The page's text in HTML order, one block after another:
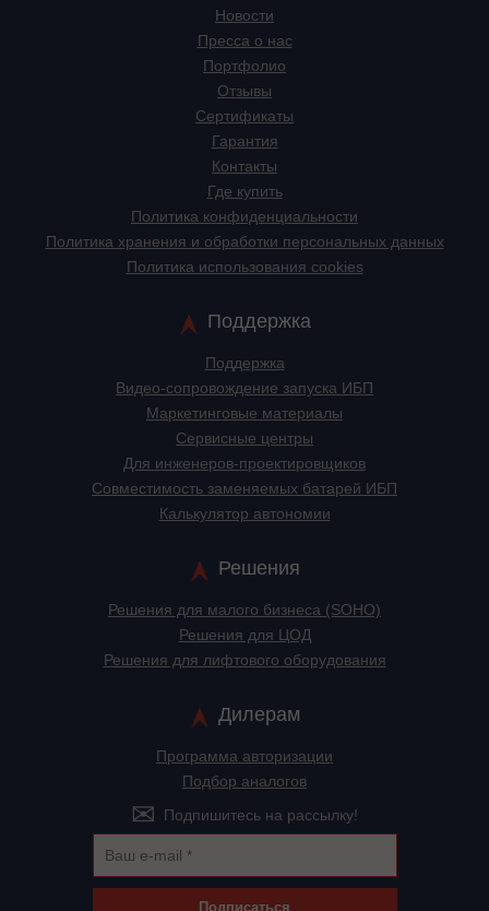
Новости
Пресса о нас
Портфолио
Отзывы
Сертификаты
Гарантия
Контакты
Где купить
Политика конфиденциальности
Политика хранения и обработки персональных данных
Политика использования cookies
Поддержка
Поддержка
Видео-сопровождение запуска ИБП
Маркетинговые материалы
Сервисные центры
Для инженеров-проектировщиков
Cовместимость заменяемых батарей ИБП
Калькулятор автономии
Решения
Решения для малого бизнеса (SOHO)
Решения для ЦОД
Решения для лифтового оборудования
Дилерам
Программа авторизации
Подбор аналогов
Подпишитесь на рассылку!
Подписаться